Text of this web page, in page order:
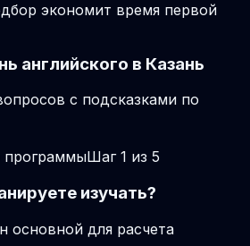
экономит время первой
английского в Казань
с подсказками по
программыШаг 1 из 5
изучать?
для расчета